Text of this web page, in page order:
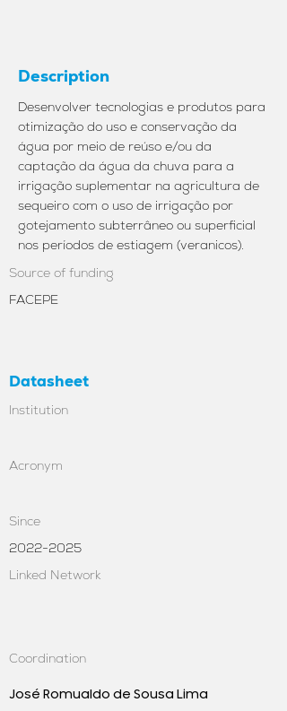
Description
Desenvolver tecnologias e produtos para
otimização do uso e conservação da
água por meio de reúso e/ou da
captação da água da chuva para a
irrigação suplementar na agricultura de
sequeiro com o uso de irrigação por
gotejamento subterrâneo ou superficial
nos períodos de estiagem (veranicos).
Source of funding
FACEPE
Datasheet
Institution
Acronym
Since
2022-2025
Linked Network
Coordination
José Romualdo de Sousa Lima